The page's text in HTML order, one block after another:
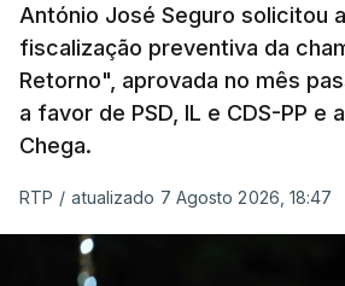
Presidente da República.
Assegurar que
prejudicado"
O Preisdente deixa, no entanto,
avisos:uma reforma desta
António José Seguro solicitou
fiscalização preventiva da
Retorno", aprovada no mês
a favor de PSD, IL e CDS-PP e
Chega.
RTP / atualizado 7 Agosto 2026, 18:47